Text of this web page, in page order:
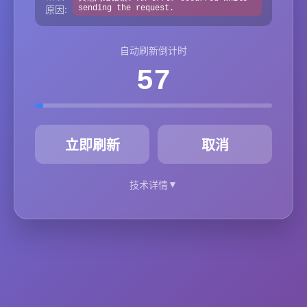
原因:
sending the request.
自动刷新倒计时
57
立即刷新 取消
技术详情▼